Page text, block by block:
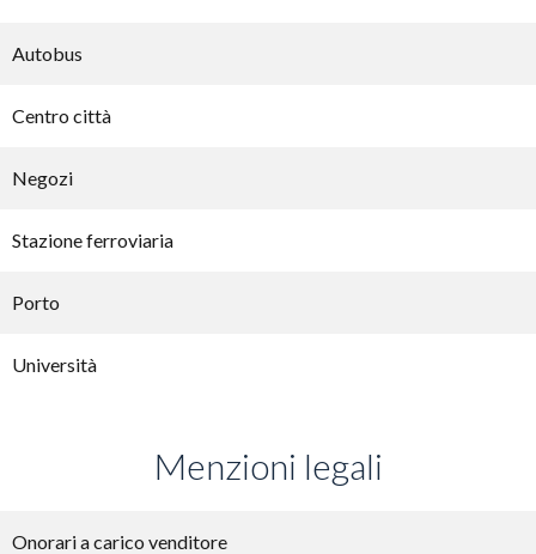
Autobus
Centro città
Negozi
Stazione ferroviaria
Porto
Università
Menzioni legali
Onorari a carico venditore